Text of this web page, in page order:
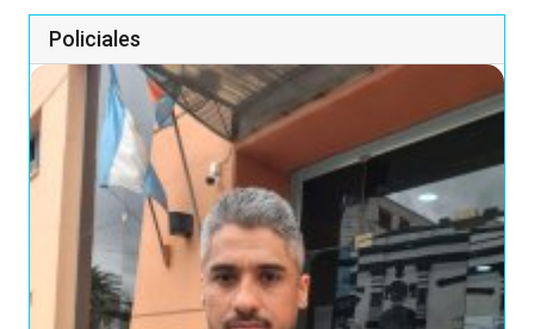
Policiales